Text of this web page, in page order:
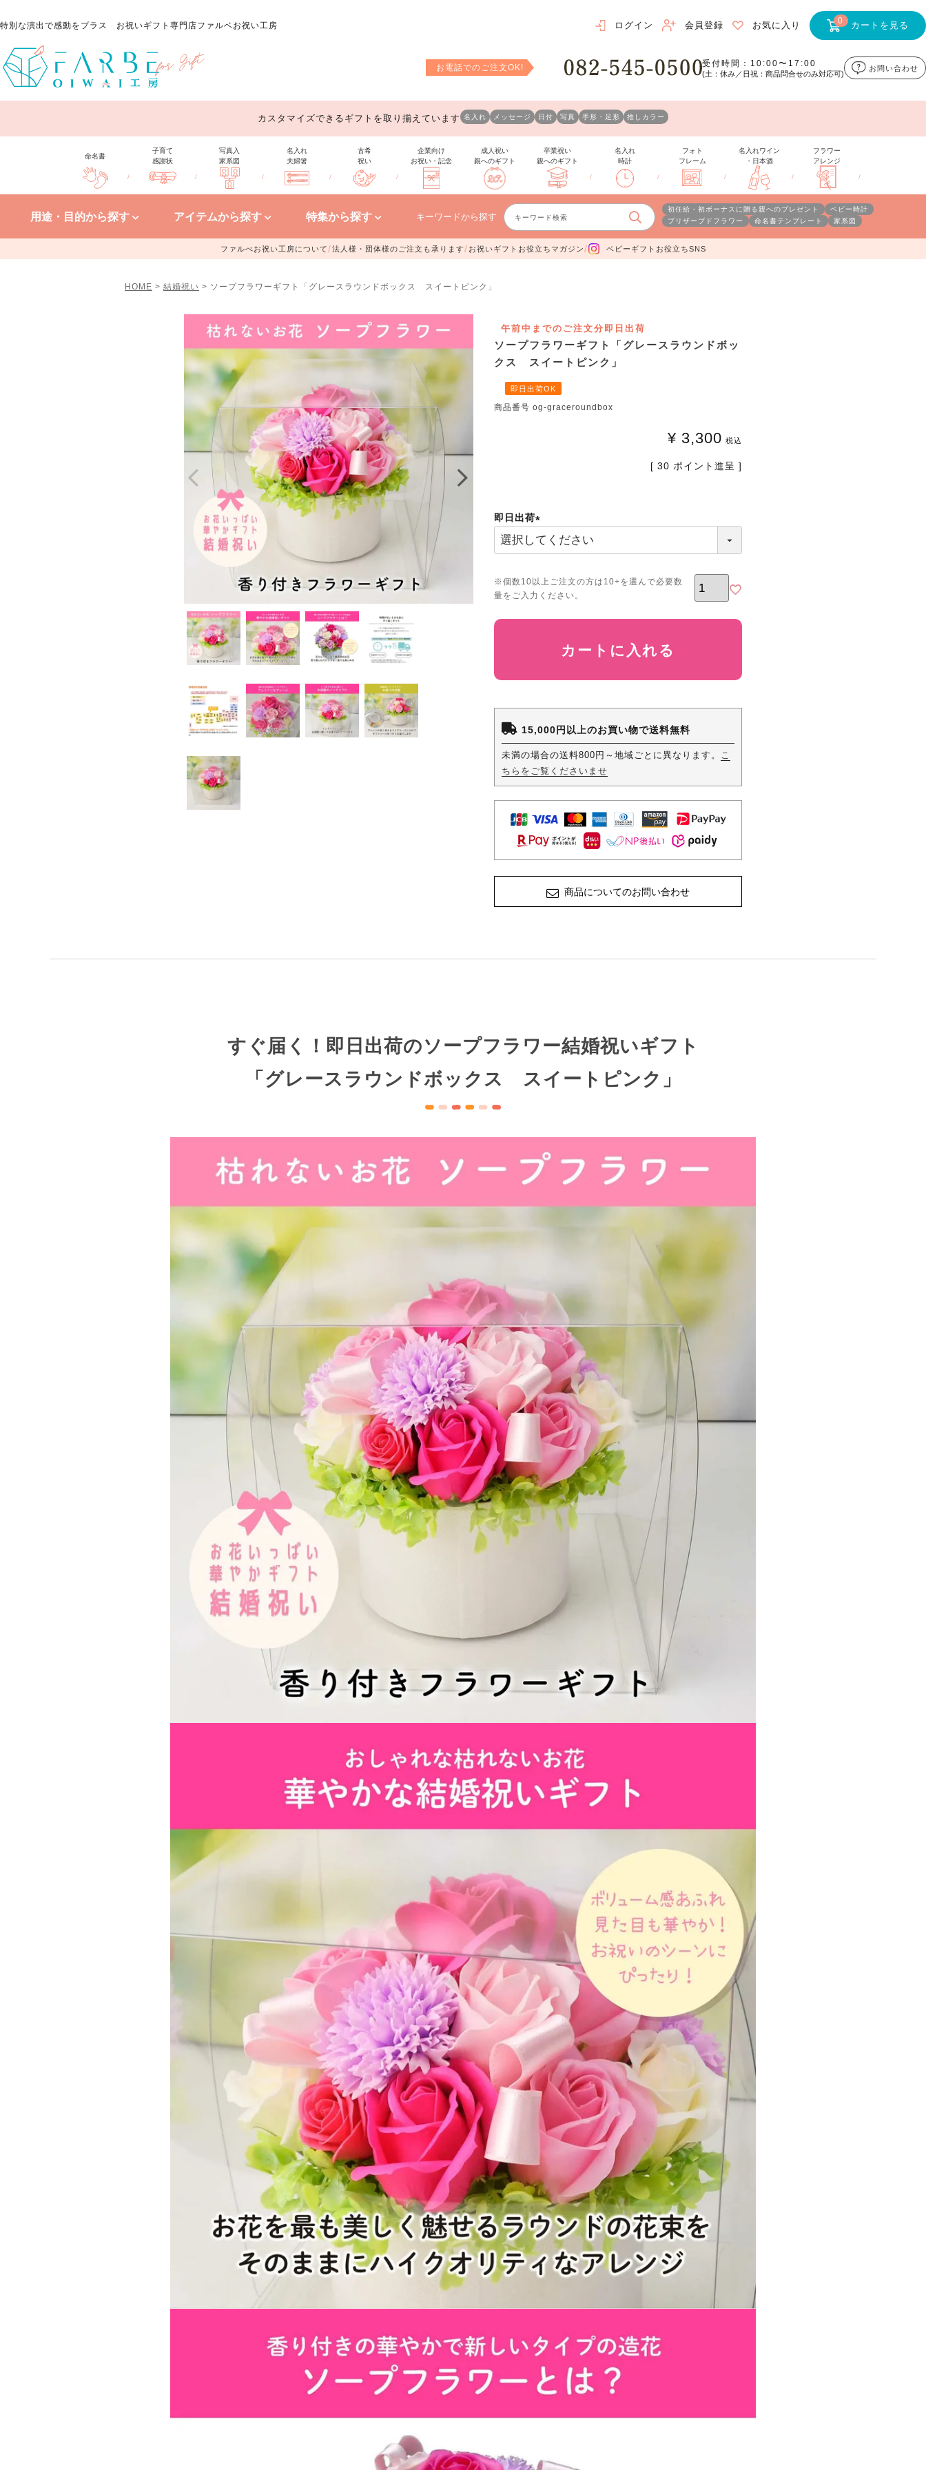
特別な演出で感動をプラス お祝いギフト専門店ファルベお祝い工房 ログイン 会員登録 お気に入り 0 カートを見る
お電話でのご注文OK! 受付時間：10:00〜17:00
(土：休み／日祝：商品問合せのみ対応可)
お問い合わせ
カスタマイズできるギフトを取り揃えています 名入れ メッセージ 日付 写真 手形・足形 推しカラー
命名書
/
子育て
感謝状
/
写真入
家系図
/
名入れ
夫婦箸
/
古希
祝い
/
企業向け
お祝い・記念
成人祝い
親へのギフト
卒業祝い
親へのギフト
/
名入れ
時計
/
フォト
フレーム
/
名入れワイン
・日本酒
/
フラワー
アレンジ
/
用途・目的から探す アイテムから探す 特集から探す キーワードから探す
初任給・初ボーナスに贈る親へのプレゼント
ベビー時計
プリザーブドフラワー
命名書テンプレート 家系図
ファルべお祝い工房について/法人様・団体様のご注文も承ります/ お祝いギフトお役立ちマガジン/ ベビーギフトお役立ちSNS
HOME 結婚祝い ソープフラワーギフト「グレースラウンドボックス スイートピンク」
午前中までのご注文分即日出荷
ソープフラワーギフト「グレースラウンドボッ
クス スイートピンク」
即日出荷OK
商品番号 og-graceroundbox
¥ 3,300 税込
[ 30 ポイント進呈 ]
即日出荷
(必
須)
カートに入れる
15,000円以上のお買い物で送料無料
未満の場合の送料800円～地域ごとに異なります。 こ
ちらをご覧くださいませ
商品についてのお問い合わせ
すぐ届く！即日出荷のソープフラワー結婚祝いギフト
「グレースラウンドボックス スイートピンク」